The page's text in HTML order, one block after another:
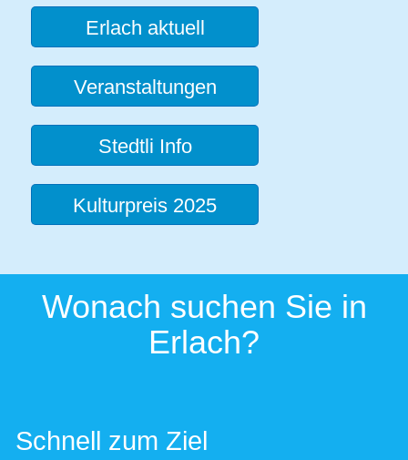
Erlach aktuell
Veranstaltungen
Stedtli Info
Kulturpreis 2025
Wonach suchen Sie in
Erlach?
Schnell zum Ziel